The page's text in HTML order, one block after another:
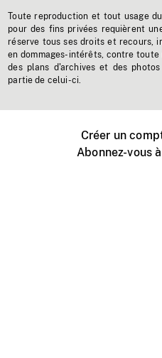
Toute reproduction et tout usage
pour des fins privées requièrent
réserve tous ses droits et recours,
en dommages-intérêts, contre
des plans d'archives et des
partie de celui-ci.
Créer un
Abonnez-vous